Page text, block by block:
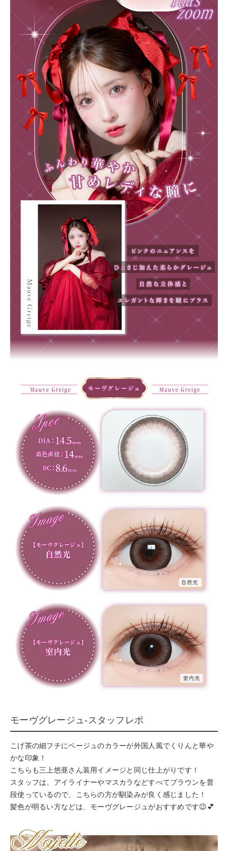
モーヴグレージュ-スタッフレポ
こげ茶の細フチにベージュのカラーが外国人風でくりんと華や
かな印象！
こちらも三上悠亜さん装用イメージと同じ仕上がりです！
スタッフは、アイライナーやマスカラなどすべてブラウンを普
段使っているので、こちらの方が馴染みが良く感じました！
髪色が明るい方などは、モーヴグレージュがおすすめです😉💕